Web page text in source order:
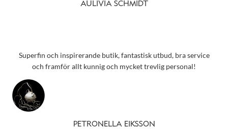
AULIVIA SCHMIDT
Superfin och inspirerande butik, fantastisk utbud, bra service
och framför allt kunnig och mycket trevlig personal!
PETRONELLA EIKSSON